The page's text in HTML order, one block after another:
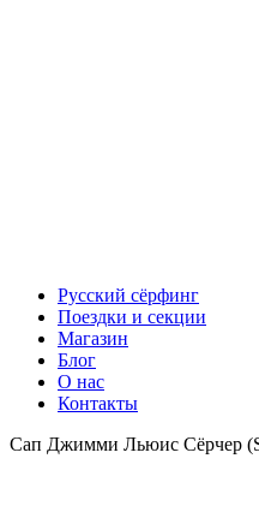
Русский сёрфинг
Поездки и секции
Магазин
Блог
О нас
Контакты
Сап Джимми Льюис Сёрчер